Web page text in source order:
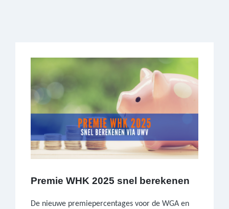
Premie WHK 2025 snel berekenen
De nieuwe premiepercentages voor de WGA en